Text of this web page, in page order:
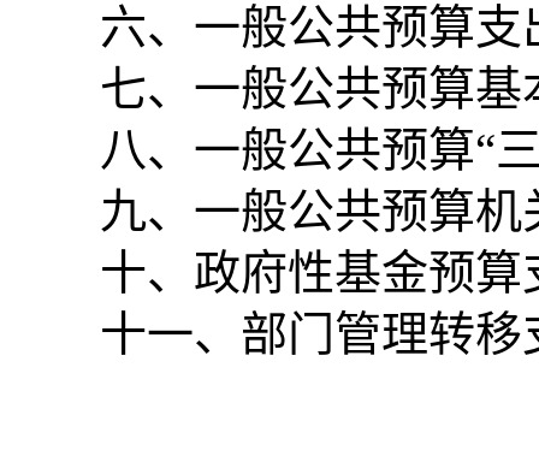
六、一般公共预算支
七、一般公共预算
八、一般公共预算“
九、一般公共预算机
十、政府性基金预算
十一、部门管理转移